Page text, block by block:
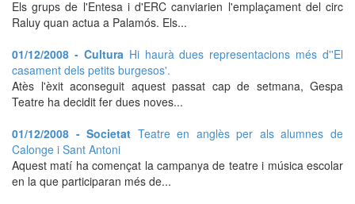
Els grups de l'Entesa i d'ERC canviarien l'emplaçament del circ
Raluy quan actua a Palamós. Els...
01/12/2008 - Cultura Hi haurà dues representacions més d''El
casament dels petits burgesos'.
Atès l'èxit aconseguit aquest passat cap de setmana, Gespa
Teatre ha decidit fer dues noves...
01/12/2008 - Societat Teatre en anglès per als alumnes de
Calonge i Sant Antoni
Aquest matí ha començat la campanya de teatre i música escolar
en la que participaran més de...